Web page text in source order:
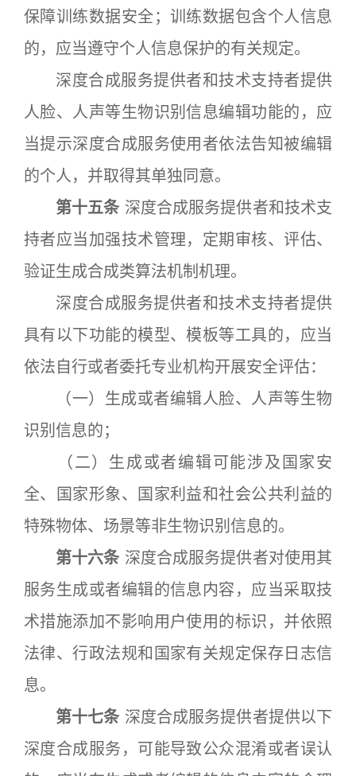
保障训练数据安全；训练数据包含个人信息
的，应当遵守个人信息保护的有关规定。
深度合成服务提供者和技术支持者提供
人脸、人声等生物识别信息编辑功能的，应
当提示深度合成服务使用者依法告知被编辑
的个人，并取得其单独同意。
第十五条 深度合成服务提供者和技术支
持者应当加强技术管理，定期审核、评估、
验证生成合成类算法机制机理。
深度合成服务提供者和技术支持者提供
具有以下功能的模型、模板等工具的，应当
依法自行或者委托专业机构开展安全评估：
（一）生成或者编辑人脸、人声等生物
识别信息的；
（二）生成或者编辑可能涉及国家安
全、国家形象、国家利益和社会公共利益的
特殊物体、场景等非生物识别信息的。
第十六条 深度合成服务提供者对使用其
服务生成或者编辑的信息内容，应当采取技
术措施添加不影响用户使用的标识，并依照
法律、行政法规和国家有关规定保存日志信
息。
第十七条 深度合成服务提供者提供以下
深度合成服务，可能导致公众混淆或者误认